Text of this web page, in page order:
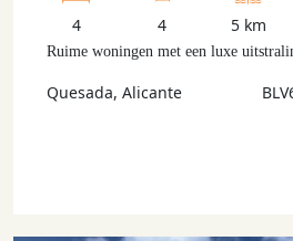
4 4 5 km
Ruime woningen met een luxe
Quesada, Alicante